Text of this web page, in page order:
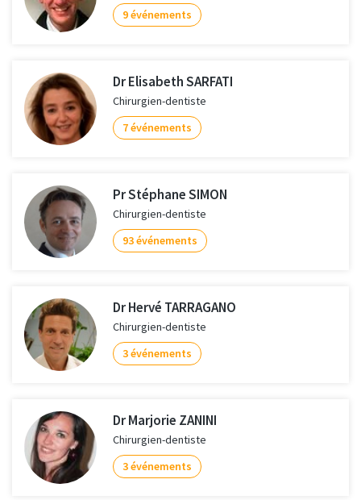
9 événements
Dr Elisabeth SARFATI
Chirurgien-dentiste
7 événements
Pr Stéphane SIMON
Chirurgien-dentiste
93 événements
Dr Hervé TARRAGANO
Chirurgien-dentiste
3 événements
Dr Marjorie ZANINI
Chirurgien-dentiste
3 événements